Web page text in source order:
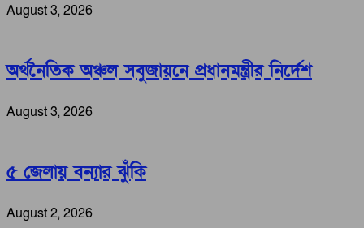
August 3, 2026
অর্থনৈতিক অঞ্চল সবুজায়নে প্রধানমন্ত্রীর নির্দেশ
August 3, 2026
৫ জেলায় বন্যার ঝুঁকি
August 2, 2026